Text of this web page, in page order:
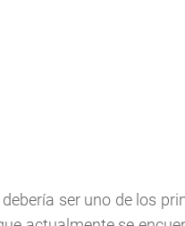
ser uno de los